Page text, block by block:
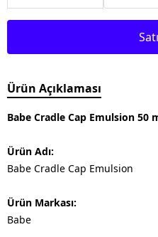
Ürün Açıklaması
Babe Cradle Cap Emulsion 50
Ürün Adı:
Babe Cradle Cap Emulsion
Ürün Markası:
Babe